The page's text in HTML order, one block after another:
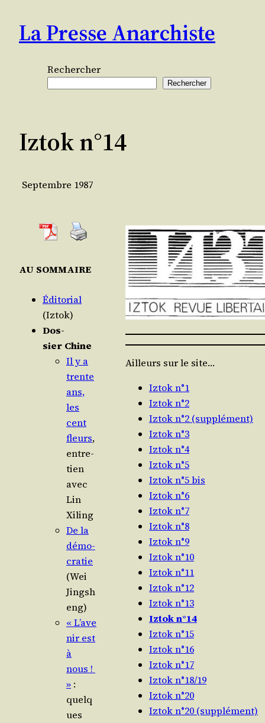
contenu
La Presse Anarchiste
Rechercher
Rechercher
Iztok n°14
Septembre 1987
AU SOMMAIRE
Édi­to­rial
(Iztok)
Dos­
sier Chine
Il y a
trente
ans,
les
cent
fleurs,
entre­
tien
avec
Lin
Xiling
De la
démo­
cra­tie
(Wei
Jingsh
eng)
« L’ave
nir est
à
nous !
» :
quelq
ues
Ailleurs sur le site…
Iztok n°1
Iztok n°2
Iztok n°2 (supplément)
Iztok n°3
Iztok n°4
Iztok n°5
Iztok n°5 bis
Iztok n°6
Iztok n°7
Iztok n°8
Iztok n°9
Iztok n°10
Iztok n°11
Iztok n°12
Iztok n°13
Iztok n°14
Iztok n°15
Iztok n°16
Iztok n°17
Iztok n°18/19
Iztok n°20
Iztok n°20 (supplément)